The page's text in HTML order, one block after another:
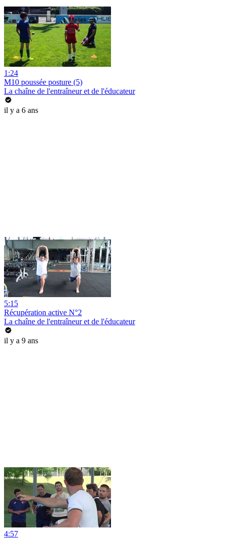
1:24
M10 poussée posture (5)
La chaîne de l'entraîneur et de l'éducateur
il y a 6 ans
5:15
Récupération active N°2
La chaîne de l'entraîneur et de l'éducateur
il y a 9 ans
4:57